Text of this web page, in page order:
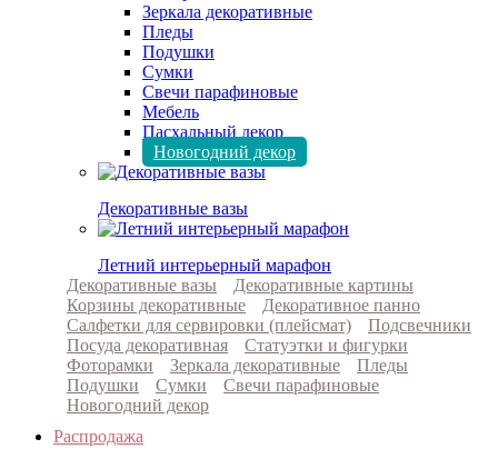
Зеркала декоративные
Пледы
Подушки
Сумки
Свечи парафиновые
Мебель
Пасхальный декор
Новогодний декор
Декоративные вазы
Летний интерьерный марафон
Декоративные вазы
Декоративные картины
Корзины декоративные
Декоративное панно
Салфетки для сервировки (плейсмат)
Подсвечники
Посуда декоративная
Статуэтки и фигурки
Фоторамки
Зеркала декоративные
Пледы
Подушки
Сумки
Свечи парафиновые
Новогодний декор
Распродажа